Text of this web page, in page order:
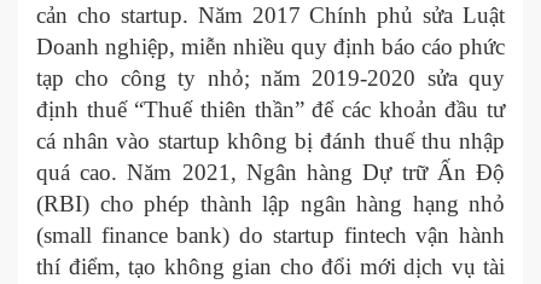
cản cho startup. Năm 2017 Chính phủ sửa Luật
Doanh nghiệp, miễn nhiều quy định báo cáo phức
tạp cho công ty nhỏ; năm 2019-2020 sửa quy
định thuế “Thuế thiên thần” để các khoản đầu tư
cá nhân vào startup không bị đánh thuế thu nhập
quá cao. Năm 2021, Ngân hàng Dự trữ Ấn Độ
(RBI) cho phép thành lập ngân hàng hạng nhỏ
(small finance bank) do startup fintech vận hành
thí điểm, tạo không gian cho đổi mới dịch vụ tài